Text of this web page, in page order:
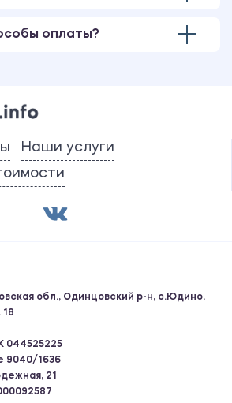
оплаты?
Наши услуги
обл., Одинцовский р-н, с.Юдино,
18
044525225
9040/1636
21